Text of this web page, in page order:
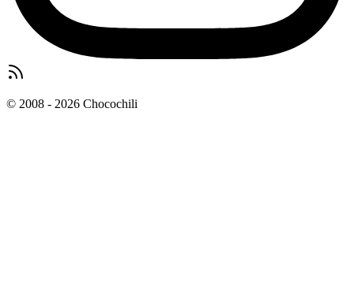
© 2008 - 2026 Chocochili